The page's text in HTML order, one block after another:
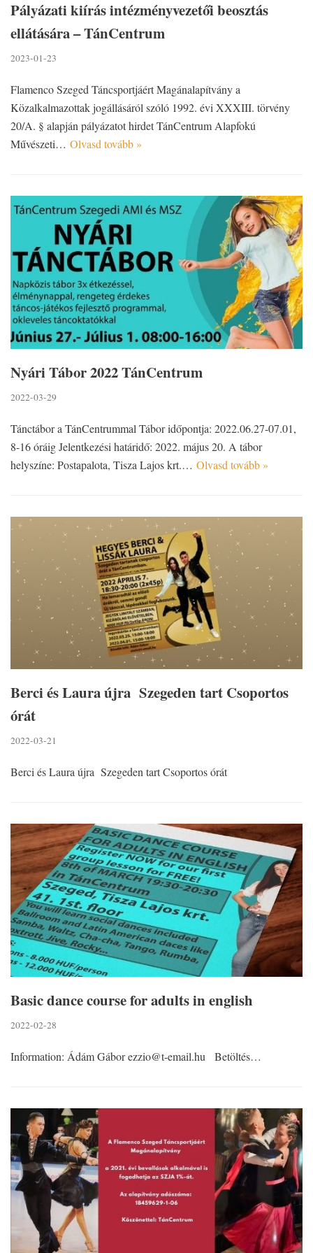
Pályázati kiírás intézményvezetői beosztás
ellátására – TánCentrum
2023-01-23
Flamenco Szeged Táncsportjáért Magánalapítvány a
Közalkalmazottak jogállásáról szóló 1992. évi XXXIII. törvény
20/A. § alapján pályázatot hirdet TánCentrum Alapfokú
Művészeti… Olvasd tovább »
Nyári Tábor 2022 TánCentrum
2022-03-29
Tánctábor a TánCentrummal Tábor időpontja: 2022.06.27-07.01,
8-16 óráig Jelentkezési határidő: 2022. május 20. A tábor
helyszíne: Postapalota, Tisza Lajos krt.… Olvasd tovább »
Berci és Laura újra Szegeden tart Csoportos
órát
2022-03-21
Berci és Laura újra Szegeden tart Csoportos órát
Basic dance course for adults in english
2022-02-28
Information: Ádám Gábor ezzio@t-email.hu Betöltés…